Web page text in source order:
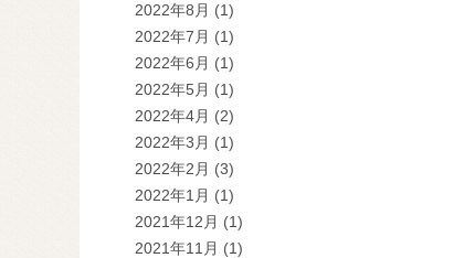
2022年8月 (1)
2022年7月 (1)
2022年6月 (1)
2022年5月 (1)
2022年4月 (2)
2022年3月 (1)
2022年2月 (3)
2022年1月 (1)
2021年12月 (1)
2021年11月 (1)